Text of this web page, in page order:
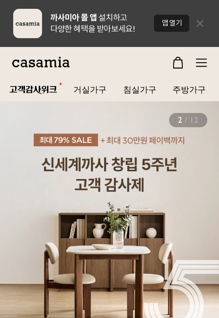
까사미아 몰 앱 설치하고
다양한 혜택을 받아보세요!
앱 열기
거실가구 침실가구 주방가구
3 / 12